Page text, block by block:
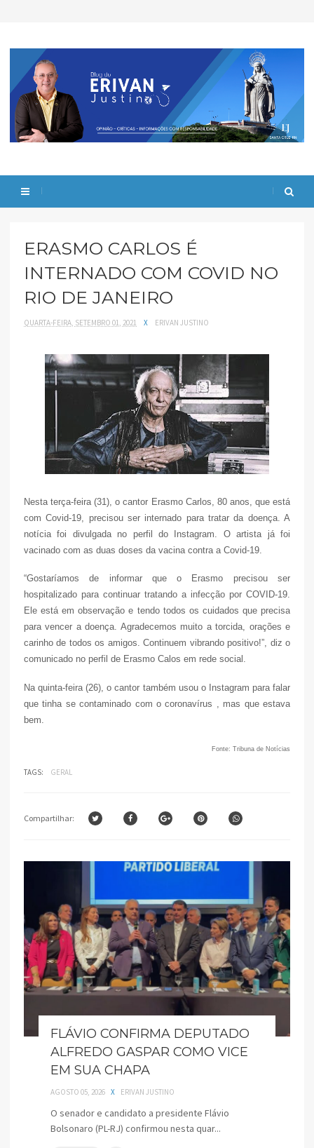
ERASMO CARLOS É
INTERNADO COM COVID NO
RIO DE JANEIRO
QUARTA-FEIRA, SETEMBRO 01, 2021 X ERIVAN JUSTINO
Nesta terça-feira (31), o cantor Erasmo Carlos, 80 anos, que está
com Covid-19, precisou ser internado para tratar da doença. A
notícia foi divulgada no perfil do Instagram. O artista já foi
vacinado com as duas doses da vacina contra a Covid-19.
“Gostaríamos de informar que o Erasmo precisou ser
hospitalizado para continuar tratando a infecção por COVID-19.
Ele está em observação e tendo todos os cuidados que precisa
para vencer a doença. Agradecemos muito a torcida, orações e
carinho de todos os amigos. Continuem vibrando positivo!”, diz o
comunicado no perfil de Erasmo Calos em rede social.
Na quinta-feira (26), o cantor também usou o Instagram para falar
que tinha se contaminado com o coronavírus , mas que estava
bem.
Fonte: Tribuna de Notícias
TAGS: GERAL
Compartilhar:
FLÁVIO CONFIRMA DEPUTADO
ALFREDO GASPAR COMO VICE
EM SUA CHAPA
AGOSTO 05, 2026 X ERIVAN JUSTINO
O senador e candidato a presidente Flávio
Bolsonaro (PL-RJ) confirmou nesta quar...